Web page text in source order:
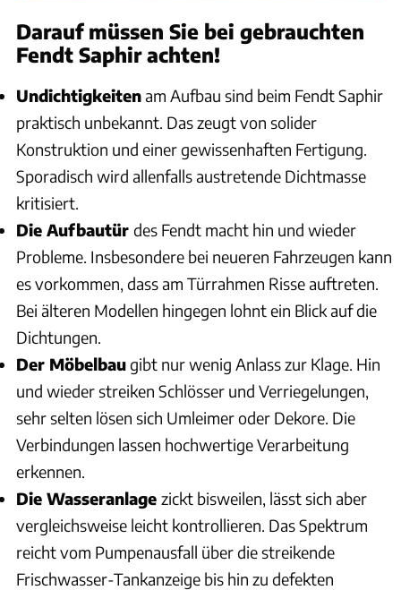
Darauf müssen Sie bei gebrauchten
Fendt Saphir achten!
Undichtigkeitenam Aufbau sind beim Fendt Saphir
praktisch unbekannt. Das zeugt von solider
Konstruktion und einer gewissenhaften Fertigung.
Sporadisch wird allenfalls austretende Dichtmasse
kritisiert.
Die Aufbautür des Fendt macht hin und wieder
Probleme. Insbesondere bei neueren Fahrzeugen kann
es vorkommen, dass am Türrahmen Risse auftreten.
Bei älteren Modellen hingegen lohnt ein Blick auf die
Dichtungen.
Der Möbelbaugibt nur wenig Anlass zur Klage. Hin
und wieder streiken Schlösser und Verriegelungen,
sehr selten lösen sich Umleimer oder Dekore. Die
Verbindungen lassen hochwertige Verarbeitung
erkennen.
Die Wasseranlage zickt bisweilen, lässt sich aber
vergleichsweise leicht kontrollieren. Das Spektrum
reicht vom Pumpenausfall über die streikende
Frischwasser-Tankanzeige bis hin zu defekten